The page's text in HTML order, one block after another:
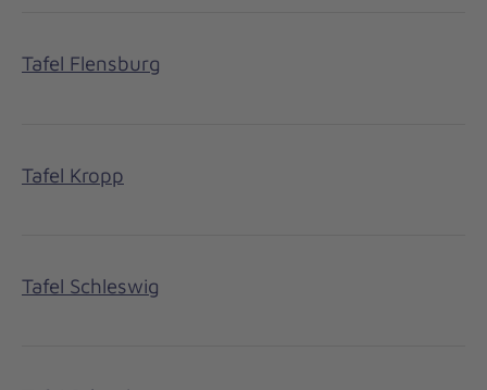
Tafel Flensburg
Tafel Kropp
Tafel Schleswig